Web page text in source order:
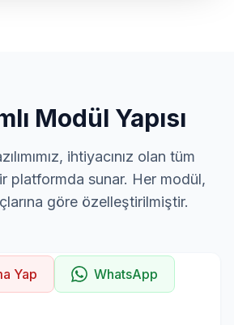
Modül Yapısı
ihtiyacınız olan tüm
platformda sunar. Her modül,
göre özelleştirilmiştir.
Yap WhatsApp